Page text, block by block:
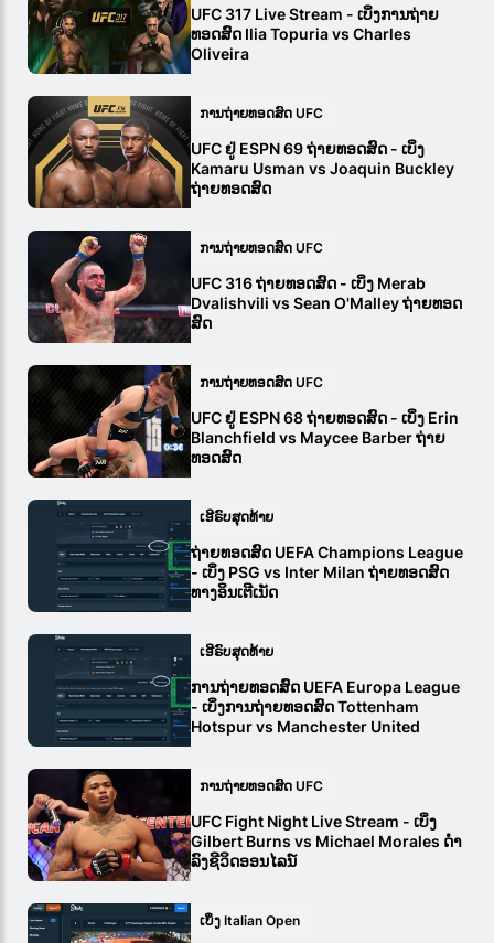
UFC 317 Live Stream - ເບິ່ງການຖ່າຍ
ທອດສົດ Ilia Topuria vs Charles
Oliveira
ການຖ່າຍທອດສົດ UFC
UFC ຢູ່ ESPN 69 ຖ່າຍທອດສົດ - ເບິ່ງ
Kamaru Usman vs Joaquin Buckley
ຖ່າຍທອດສົດ
ການຖ່າຍທອດສົດ UFC
UFC 316 ຖ່າຍທອດສົດ - ເບິ່ງ Merab
Dvalishvili vs Sean O'Malley ຖ່າຍທອດ
ສົດ
ການຖ່າຍທອດສົດ UFC
UFC ຢູ່ ESPN 68 ຖ່າຍທອດສົດ - ເບິ່ງ Erin
Blanchfield vs Maycee Barber ຖ່າຍ
ທອດສົດ
ເອີຣົບສຸດທ້າຍ
ຖ່າຍທອດສົດ UEFA Champions League
- ເບິ່ງ PSG vs Inter Milan ຖ່າຍທອດສົດ
ທາງອິນເຕີເນັດ
ເອີຣົບສຸດທ້າຍ
ການຖ່າຍທອດສົດ UEFA Europa League
- ເບິ່ງການຖ່າຍທອດສົດ Tottenham
Hotspur vs Manchester United
ການຖ່າຍທອດສົດ UFC
UFC Fight Night Live Stream - ເບິ່ງ
Gilbert Burns vs Michael Morales ດໍາ
ລົງຊີວິດອອນໄລນ໌
ເບິ່ງ Italian Open